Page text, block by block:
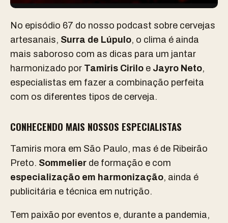
No episódio 67 do nosso podcast sobre cervejas
artesanais, Surra de Lúpulo, o clima é ainda
mais saboroso com as dicas para um jantar
harmonizado por Tamiris Cirilo e Jayro Neto,
especialistas em fazer a combinação perfeita
com os diferentes tipos de cerveja.
CONHECENDO MAIS NOSSOS ESPECIALISTAS
Tamiris mora em São Paulo, mas é de Ribeirão
Preto. Sommelier de formação e com
especialização em harmonização, ainda é
publicitária e técnica em nutrição.
Tem paixão por eventos e, durante a pandemia,